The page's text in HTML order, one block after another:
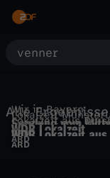
c
h
Alle Ergebnisse
Wir in Bayern
Sendung vom
08.04.2026
ARD
Lokalzeit
WDR Lokalzeit
Münsterland -
ARD
Lokalzeit aus
WDR Lokalzeit aus
Duisburg -
ARD